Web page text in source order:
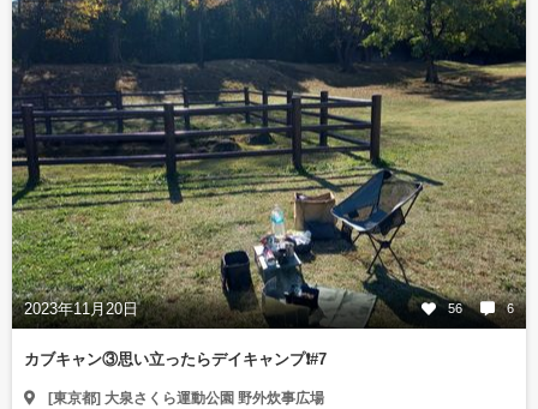
2023年11月20日 56 6
カブキャン③思い立ったらデイキャンプ❗#7
[東京都] 大泉さくら運動公園 野外炊事広場